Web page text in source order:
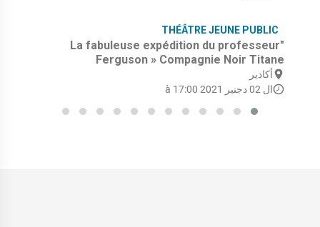
THÉÂTRE JEUNE PUBLIC
"La fabuleuse expédition du professeur
Ferguson » Compagnie Noir Titane
أكادير
ال 02 دجنبر 2021 à 17:00